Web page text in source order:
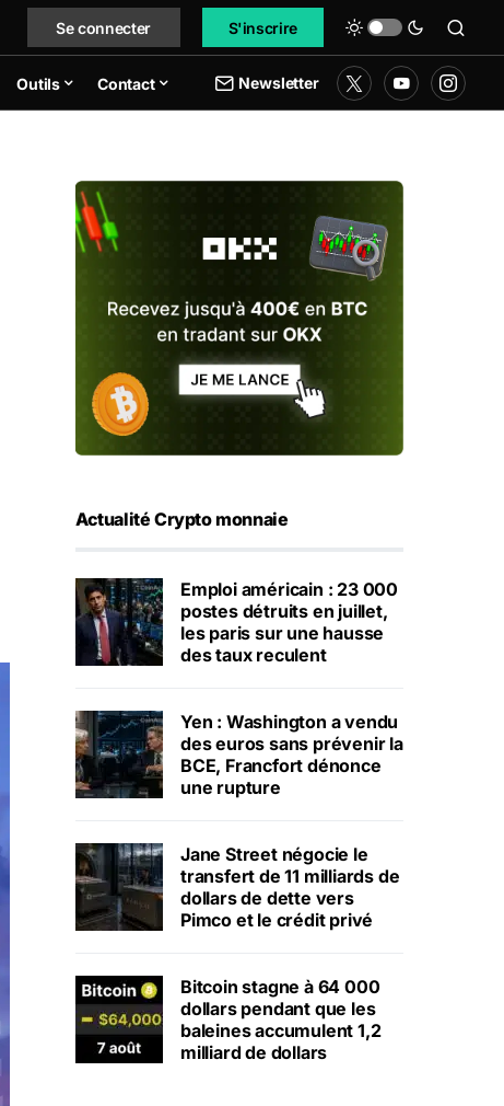
Se connecter S'inscrire
Outils Contact Newsletter
Actualité Crypto monnaie
Emploi américain : 23 000
postes détruits en juillet,
les paris sur une hausse
des taux reculent
Yen : Washington a vendu
des euros sans prévenir la
BCE, Francfort dénonce
une rupture
Jane Street négocie le
transfert de 11 milliards de
dollars de dette vers
Pimco et le crédit privé
Bitcoin stagne à 64 000
dollars pendant que les
baleines accumulent 1,2
milliard de dollars